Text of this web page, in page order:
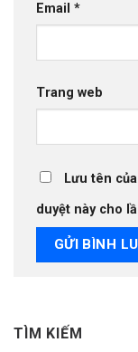
Email *
Trang web
Lưu tên
duyệt này cho
TÌM KIẾM